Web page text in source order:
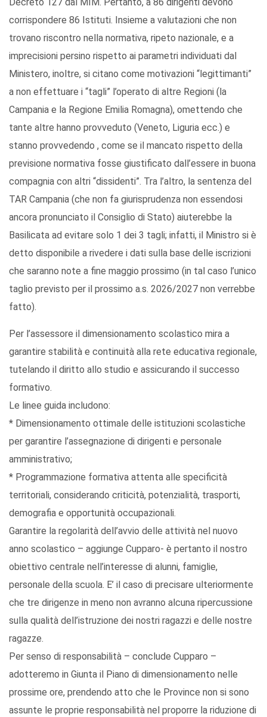
corrispondere 86 Istituti. Insieme a valutazioni che non
trovano riscontro nella normativa, ripeto nazionale, e a
imprecisioni persino rispetto ai parametri individuati dal
Ministero, inoltre, si citano come motivazioni “legittimanti”
a non effettuare i “tagli” l’operato di altre Regioni (la
Campania e la Regione Emilia Romagna), omettendo che
tante altre hanno provveduto (Veneto, Liguria ecc.) e
stanno provvedendo , come se il mancato rispetto della
previsione normativa fosse giustificato dall’essere in buona
compagnia con altri “dissidenti”. Tra l’altro, la sentenza del
TAR Campania (che non fa giurisprudenza non essendosi
ancora pronunciato il Consiglio di Stato) aiuterebbe la
Basilicata ad evitare solo 1 dei 3 tagli; infatti, il Ministro si è
detto disponibile a rivedere i dati sulla base delle iscrizioni
che saranno note a fine maggio prossimo (in tal caso l’unico
taglio previsto per il prossimo a.s. 2026/2027 non verrebbe
fatto).
Per l’assessore il dimensionamento scolastico mira a
garantire stabilità e continuità alla rete educativa regionale,
tutelando il diritto allo studio e assicurando il successo
formativo.
Le linee guida includono:
* Dimensionamento ottimale delle istituzioni scolastiche
per garantire l’assegnazione di dirigenti e personale
amministrativo;
* Programmazione formativa attenta alle specificità
territoriali, considerando criticità, potenzialità, trasporti,
demografia e opportunità occupazionali.
Garantire la regolarità dell’avvio delle attività nel nuovo
anno scolastico – aggiunge Cupparo- è pertanto il nostro
obiettivo centrale nell’interesse di alunni, famiglie,
personale della scuola. E’ il caso di precisare ulteriormente
che tre dirigenze in meno non avranno alcuna ripercussione
sulla qualità dell’istruzione dei nostri ragazzi e delle nostre
ragazze.
Per senso di responsabilità – conclude Cupparo –
adotteremo in Giunta il Piano di dimensionamento nelle
prossime ore, prendendo atto che le Province non si sono
assunte le proprie responsabilità nel proporre la riduzione di